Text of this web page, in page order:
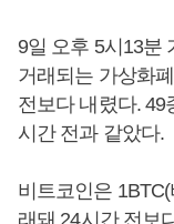
9일 오후 5시13분
거래되는 가상화
전보다 내렸다. 49
시간 전과 같았다.
비트코인은